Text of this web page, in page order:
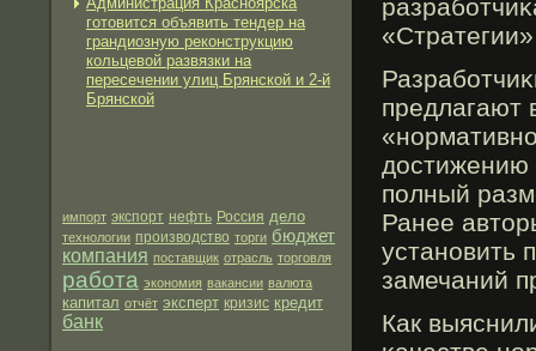
готовится объявить тендер на
грандиозную реконструкцию
кольцевой развязки на
пересечении улиц Брянской и 2-й
Брянской
импорт экспорт нефть Россия дело
технологии производство торги бюджет
компания поставщик отрасль торговля
работа экономия вакансии валюта
капитал отчёт эксперт кризис кредит
банк
предлагают
достижению
полный
Ранее
установить
замечаний
Как